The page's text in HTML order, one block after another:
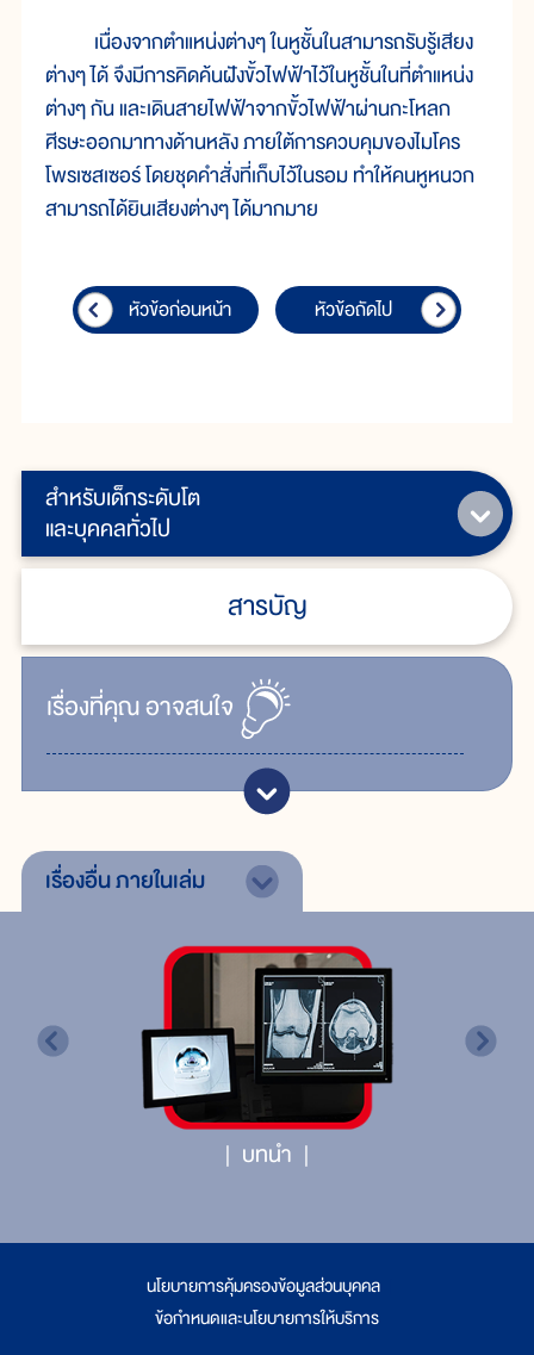
สำหรับเด็กระดับโต
และบุคคลทั่วไป
สารบัญ
เรื่ิองที่คุณอาจสนใจ
เนื่องจากตำแหน่งต่างๆ ในหูชั้นในสามารถรับรู้เสียง
ต่างๆ ได้ จึงมีการคิดค้นฝังขั้วไฟฟ้าไว้ในหูชั้นในที่ตำแหน่ง
ต่างๆ กัน และเดินสายไฟฟ้าจากขั้วไฟฟ้าผ่านกะโหลก
ศีรษะออกมาทางด้านหลัง ภายใต้การควบคุมของไมโคร
โพรเซสเซอร์ โดยชุดคำสั่งที่เก็บไว้ในรอม ทำให้คนหูหนวก
สามารถได้ยินเสียงต่างๆ ได้มากมาย
หัวข้อก่อนหน้า หัวข้อถัดไป
เรื่องอื่นภายในเล่ม
บทนำ
นโยบายการคุ้มครองข้อมูลส่วนบุคคล
ข้อกำหนดและนโยบายการให้บริการ